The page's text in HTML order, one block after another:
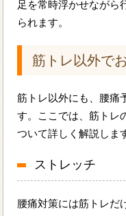
足を常時浮かせながら
られます。
筋トレ以外で
筋トレ以外にも、腰痛
す。ここでは、筋トレ
ついて詳しく解説しま
ストレッチ
腰痛対策には筋トレだ